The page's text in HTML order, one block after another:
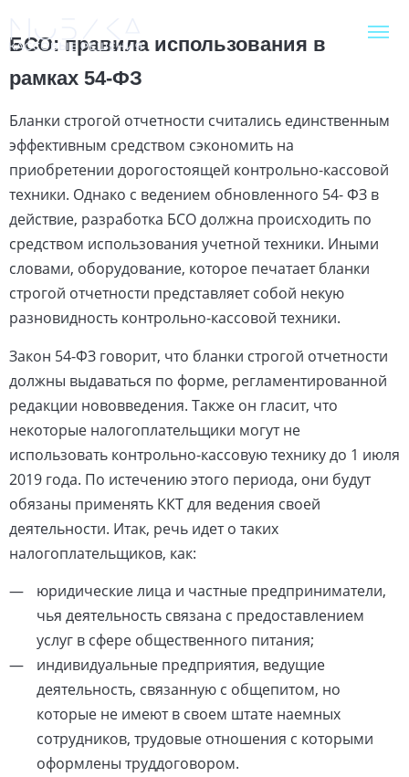
БСО: правила использования в
рамках 54-ФЗ
Бланки строгой отчетности считались единственным
эффективным средством сэкономить на
приобретении дорогостоящей контрольно-кассовой
техники. Однако с ведением обновленного 54- ФЗ в
действие, разработка БСО должна происходить по
средством использования учетной техники. Иными
словами, оборудование, которое печатает бланки
строгой отчетности представляет собой некую
разновидность контрольно-кассовой техники.
Закон 54-ФЗ говорит, что бланки строгой отчетности
должны выдаваться по форме, регламентированной
редакции нововведения. Также он гласит, что
некоторые налогоплательщики могут не
использовать контрольно-кассовую технику до 1 июля
2019 года. По истечению этого периода, они будут
обязаны применять ККТ для ведения своей
деятельности. Итак, речь идет о таких
налогоплательщиков, как:
юридические лица и частные предприниматели,
чья деятельность связана с предоставлением
услуг в сфере общественного питания;
индивидуальные предприятия, ведущие
деятельность, связанную с общепитом, но
которые не имеют в своем штате наемных
сотрудников, трудовые отношения с которыми
оформлены труддоговором.